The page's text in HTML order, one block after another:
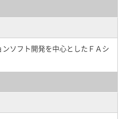
ソフト開発を中心としたＦＡシ